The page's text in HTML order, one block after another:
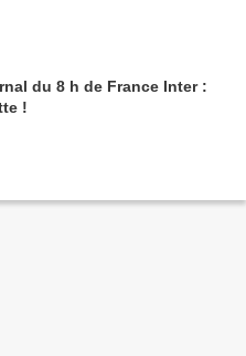
du 8 h de France Inter :
!